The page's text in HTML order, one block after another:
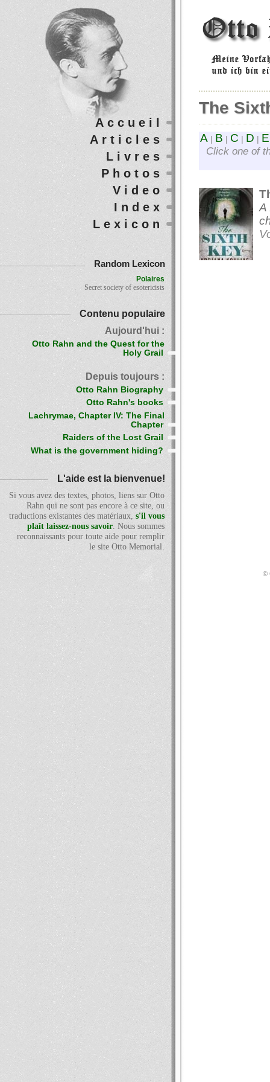
The
A B C D E
Click one of
A
Accueil
Articles
Livres
Photos
Video
Index
Lexicon
Random Lexicon
Polaires
Secret society of esotericists
Contenu populaire
Aujourd'hui :
Otto Rahn and the Quest for the
Holy Grail
Depuis toujours :
Otto Rahn Biography
Otto Rahn's books
Lachrymae, Chapter IV: The Final
Chapter
Raiders of the Lost Grail
What is the government hiding?
L'aide est la bienvenue!
Si vous avez des textes, photos, liens sur Otto
Rahn qui ne sont pas encore à ce site, ou
traductions existantes des matériaux, s'il vous
plaît laissez-nous savoir . Nous sommes
reconnaissants pour toute aide pour remplir
le site Otto Memorial.
©